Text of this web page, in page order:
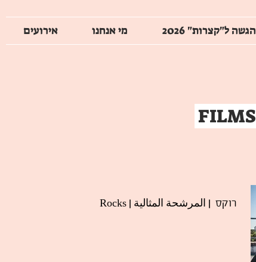
הגשה ל"קצרות" 2026 מי אנחנו אירועים
FILMS
רוקס | المرشحة المثالية | Rocks